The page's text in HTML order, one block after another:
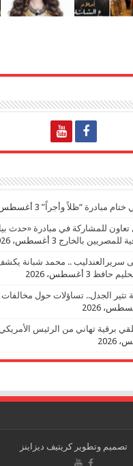
مبادرة “ظلاً وأجراً” 3 أغسطس، 2026
تعاون للمشاركة في مبادرة «حدث
للمصريين بالخارج 3 أغسطس، 2026
سريرالعندليب .. محمد شبانة
حافظ 3 أغسطس، 2026
تثير الجدل.. تساؤلات حول مخالفات
برقية تهاني من الرئيس
تصميم وتطويركريتيف ديزاينز